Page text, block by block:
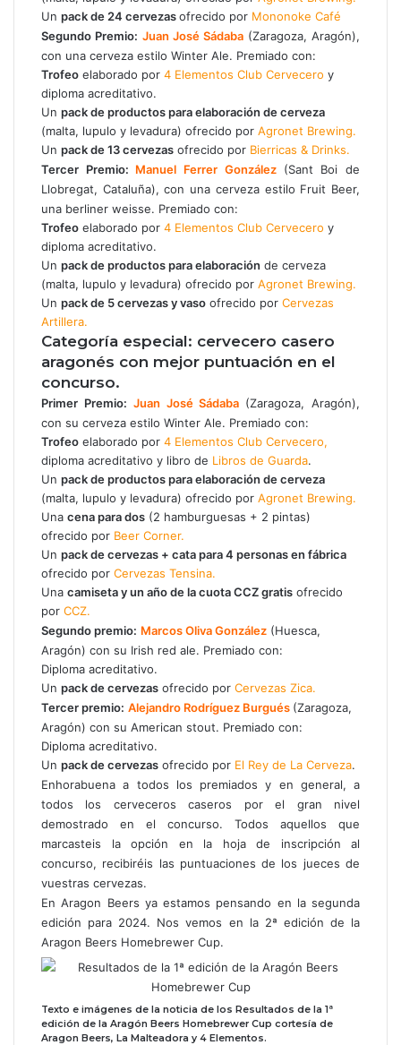
Un pack de 24 cervezasofrecido por Mononoke Café
Segundo Premio: Juan José Sádaba (Zaragoza, Aragón),
con una cerveza estilo Winter Ale. Premiado con:
Trofeo elaborado por 4 Elementos Club Cervecero y
diploma acreditativo.
Un pack de productos para elaboración de cerveza
(malta, lupulo y levadura) ofrecido por Agronet Brewing.
Un pack de 13 cervezas ofrecido por Bierricas & Drinks.
Tercer Premio: Manuel Ferrer González (Sant Boi de
Llobregat, Cataluña), con una cerveza estilo Fruit Beer,
una berliner weisse. Premiado con:
Trofeo elaborado por 4 Elementos Club Cervecero y
diploma acreditativo.
Un pack de productos para elaboración de cerveza
(malta, lupulo y levadura) ofrecido por Agronet Brewing.
Un pack de 5 cervezas y vaso ofrecido por Cervezas
Artillera.
Categoría especial: cervecero casero
aragonés con mejor puntuación en el
concurso.
Primer Premio: Juan José Sádaba (Zaragoza, Aragón),
con su cerveza estilo Winter Ale. Premiado con:
Trofeo elaborado por 4 Elementos Club Cervecero,
diploma acreditativo y libro de Libros de Guarda.
Un pack de productos para elaboración de cerveza
(malta, lupulo y levadura) ofrecido por Agronet Brewing.
Una cena para dos (2 hamburguesas + 2 pintas)
ofrecido por Beer Corner.
Un pack de cervezas + cata para 4 personas en fábrica
ofrecido por Cervezas Tensina.
Una camiseta y un año de la cuota CCZ gratis ofrecido
por CCZ.
Segundo premio: Marcos Oliva González (Huesca,
Aragón) con su Irish red ale. Premiado con:
Diploma acreditativo.
Un pack de cervezas ofrecido por Cervezas Zica.
Tercer premio: Alejandro Rodríguez Burgués (Zaragoza,
Aragón) con su American stout. Premiado con:
Diploma acreditativo.
Un pack de cervezas ofrecido por El Rey de La Cerveza.
Enhorabuena a todos los premiados y en general, a
todos los cerveceros caseros por el gran nivel
demostrado en el concurso. Todos aquellos que
marcasteis la opción en la hoja de inscripción al
concurso, recibiréis las puntuaciones de los jueces de
vuestras cervezas.
En Aragon Beers ya estamos pensando en la segunda
edición para 2024. Nos vemos en la 2ª edición de la
Aragon Beers Homebrewer Cup.
Texto e imágenes de la noticia de los Resultados de la 1ª
edición de la Aragón Beers Homebrewer Cup cortesía de
Aragon Beers, La Malteadora y 4 Elementos.